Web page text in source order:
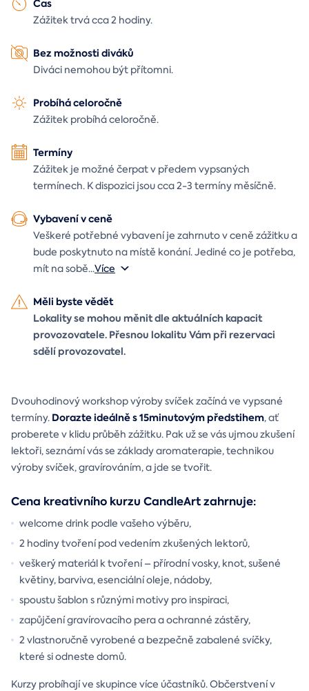
Čas
Zážitek trvá cca 2 hodiny.
Bez možnosti diváků
Diváci nemohou být přítomni.
Probíhá celoročně
Zážitek probíhá celoročně.
Termíny
Zážitek je možné čerpat v předem vypsaných
termínech. K dispozici jsou cca 2-3 termíny měsíčně.
Vybavení v ceně
Veškeré potřebné vybavení je zahrnuto v ceně zážitku a
bude poskytnuto na místě konání. Jediné co je potřeba,
mít na sobě...Více
Měli byste vědět
Lokality se mohou měnit dle aktuálních kapacit
provozovatele. Přesnou lokalitu Vám při rezervaci
sdělí provozovatel.
Dvouhodinový workshop výroby svíček začíná ve vypsané
termíny. Dorazte ideálně s 15minutovým předstihem, ať
proberete v klidu průběh zážitku. Pak už se vás ujmou zkušení
lektoři, seznámí vás se základy aromaterapie, technikou
výroby svíček, gravírováním, a jde se tvořit.
Cena kreativního kurzu CandleArt zahrnuje:
welcome drink podle vašeho výběru,
2 hodiny tvoření pod vedením zkušených lektorů,
veškerý materiál k tvoření – přírodní vosky, knot, sušené
květiny, barviva, esenciální oleje, nádoby,
spoustu šablon s různými motivy pro inspiraci,
zapůjčení gravírovacího pera a ochranné zástěry,
2 vlastnoručně vyrobené a bezpečně zabalené svíčky,
které si odneste domů.
Kurzy probíhají ve skupince více účastníků. Občerstvení v